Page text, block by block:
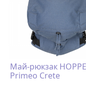
Май-рюкзак
Primeo Crete